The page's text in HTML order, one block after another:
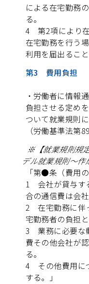
による在宅勤務
る。
4 第2項により
在宅勤務を行う
利用を届出ること
第3 費用負担
・労働者に情報
負担させる定め
ついて就業規則
（労働基準法第
※【就業規則規
デル就業規則～作
「第●条（費用の
1 会社が貸与す
合の通信費は会
2 在宅勤務に伴
宅勤務者の負担と
3 業務に必要な
費その他会社が
る。
4 その他費用に
する。」